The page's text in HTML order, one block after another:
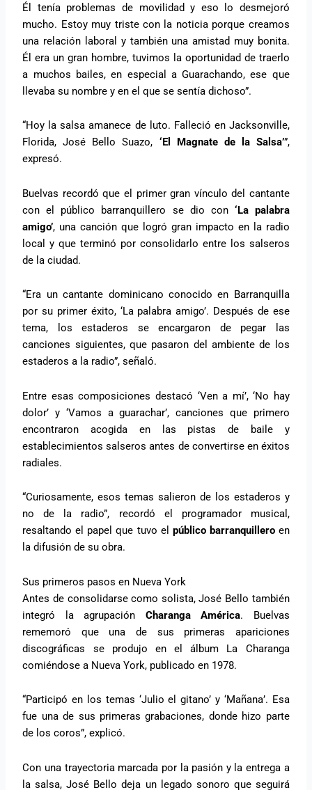
Él tenía problemas de movilidad y eso lo desmejoró
mucho. Estoy muy triste con la noticia porque creamos
una relación laboral y también una amistad muy bonita.
Él era un gran hombre, tuvimos la oportunidad de traerlo
a muchos bailes, en especial a Guarachando, ese que
llevaba su nombre y en el que se sentía dichoso”.
“Hoy la salsa amanece de luto. Falleció en Jacksonville,
Florida, José Bello Suazo, ‘El Magnate de la Salsa’”,
expresó.
Buelvas recordó que el primer gran vínculo del cantante
con el público barranquillero se dio con ‘La palabra
amigo’, una canción que logró gran impacto en la radio
local y que terminó por consolidarlo entre los salseros
de la ciudad.
“Era un cantante dominicano conocido en Barranquilla
por su primer éxito, ‘La palabra amigo’. Después de ese
tema, los estaderos se encargaron de pegar las
canciones siguientes, que pasaron del ambiente de los
estaderos a la radio”, señaló.
Entre esas composiciones destacó ‘Ven a mí’, ‘No hay
dolor’ y ‘Vamos a guarachar’, canciones que primero
encontraron acogida en las pistas de baile y
establecimientos salseros antes de convertirse en éxitos
radiales.
“Curiosamente, esos temas salieron de los estaderos y
no de la radio”, recordó el programador musical,
resaltando el papel que tuvo el público barranquillero en
la difusión de su obra.
Sus primeros pasos en Nueva York
Antes de consolidarse como solista, José Bello también
integró la agrupación Charanga América. Buelvas
rememoró que una de sus primeras apariciones
discográficas se produjo en el álbum La Charanga
comiéndose a Nueva York, publicado en 1978.
“Participó en los temas ‘Julio el gitano’ y ‘Mañana’. Esa
fue una de sus primeras grabaciones, donde hizo parte
de los coros”, explicó.
Con una trayectoria marcada por la pasión y la entrega a
la salsa, José Bello deja un legado sonoro que seguirá